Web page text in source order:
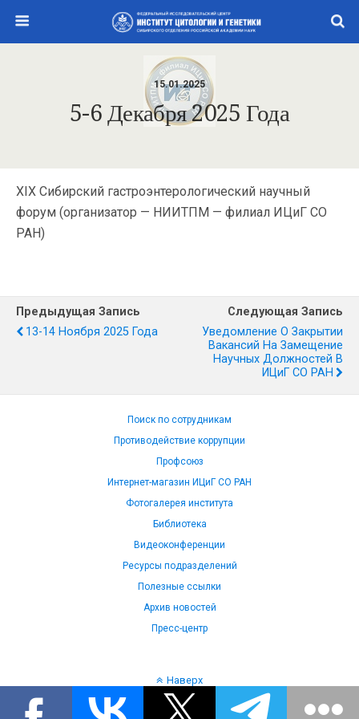
15.01.2025
5-6 Декабря 2025 Года
XIX Сибирский гастроэнтерологический научный
форум (организатор — НИИТПМ — филиал ИЦиГ СО
РАН)
Предыдущая Запись
13-14 Ноября 2025 Года
Следующая Запись
Уведомление О Закрытии
Вакансий На Замещение
Научных Должностей В
ИЦиГ СО РАН
Поиск по сотрудникам
Противодействие коррупции
Профсоюз
Интернет-магазин ИЦиГ СО РАН
Фотогалерея института
Библиотека
Видеоконференции
Ресурсы подразделений
Полезные ссылки
Архив новостей
Пресс-центр
Наверх